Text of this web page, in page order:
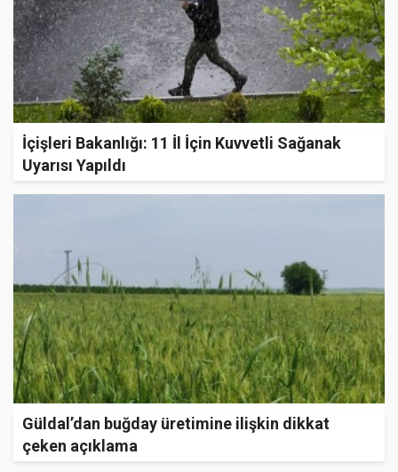
İçişleri Bakanlığı: 11 İl İçin Kuvvetli Sağanak
Uyarısı Yapıldı
Güldal’dan buğday üretimine ilişkin dikkat
çeken açıklama